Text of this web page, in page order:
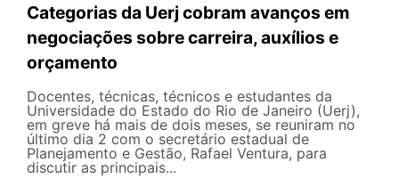
Categorias da Uerj cobram avanços em
negociações sobre carreira, auxílios e
orçamento
Docentes, técnicas, técnicos e estudantes da
Universidade do Estado do Rio de Janeiro (Uerj),
em greve há mais de dois meses, se reuniram no
último dia 2 com o secretário estadual de
Planejamento e Gestão, Rafael Ventura, para
discutir as principais...